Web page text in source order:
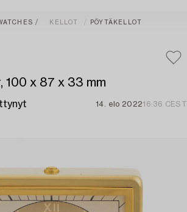
KELLOT PÖYTÄKELLOT
100 x 87 x 33 mm
14. elo 202216:36 CEST